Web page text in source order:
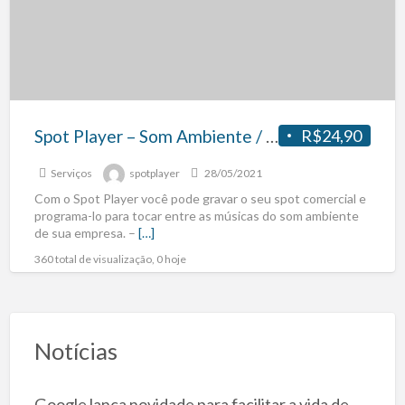
R$24,90
Spot Player – Som Ambiente / Rádio Indoor
Serviços spotplayer 28/05/2021
Com o Spot Player você pode gravar o seu spot comercial e
programa-lo para tocar entre as músicas do som ambiente
de sua empresa. – […]
360 total de visualização, 0 hoje
Notícias